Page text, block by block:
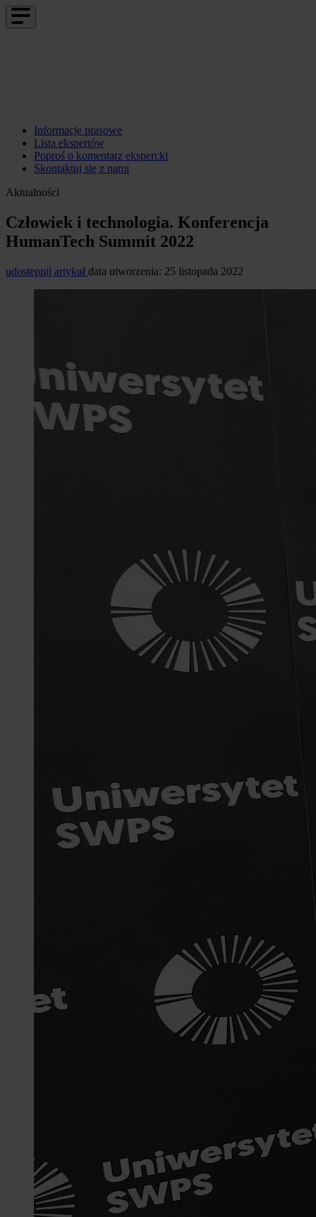
Informacje prasowe
Lista ekspertów
Poproś o komentarz ekspercki
Skontaktuj się z nami
Aktualności
Człowiek i technologia. Konferencja
HumanTech Summit 2022
udostępnij artykuł data utworzenia: 25 listopada 2022